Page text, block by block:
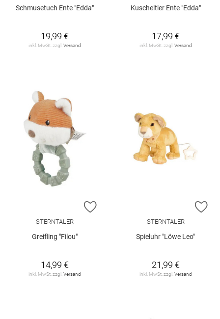
Schmusetuch Ente "Edda"
19,99 €
inkl. MwSt. zzgl.Versand
Kuscheltier Ente "Edda"
17,99 €
inkl. MwSt. zzgl.Versand
ZUR WUNSCHLISTE HINZUFÜGEN
STERNTALER
Greifling "Filou"
14,99 €
inkl. MwSt. zzgl. Versand
STERNTALER
Spieluhr "Löwe Leo"
21,99 €
inkl. MwSt. zzgl. Versand